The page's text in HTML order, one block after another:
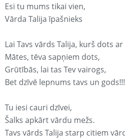
Esi tu mums tikai vien,
Vārda Talija īpašnieks
Lai Tavs vārds Talija, kurš dots
Mātes, tēva sapņiem dots,
Grūtībās, lai tas Tev vairogs,
Bet dzīvē lepnums tavs un gods!!!
Tu iesi cauri dzīvei,
Šalks apkārt vārdu mežs.
Tavs vārds Talija starp citiem